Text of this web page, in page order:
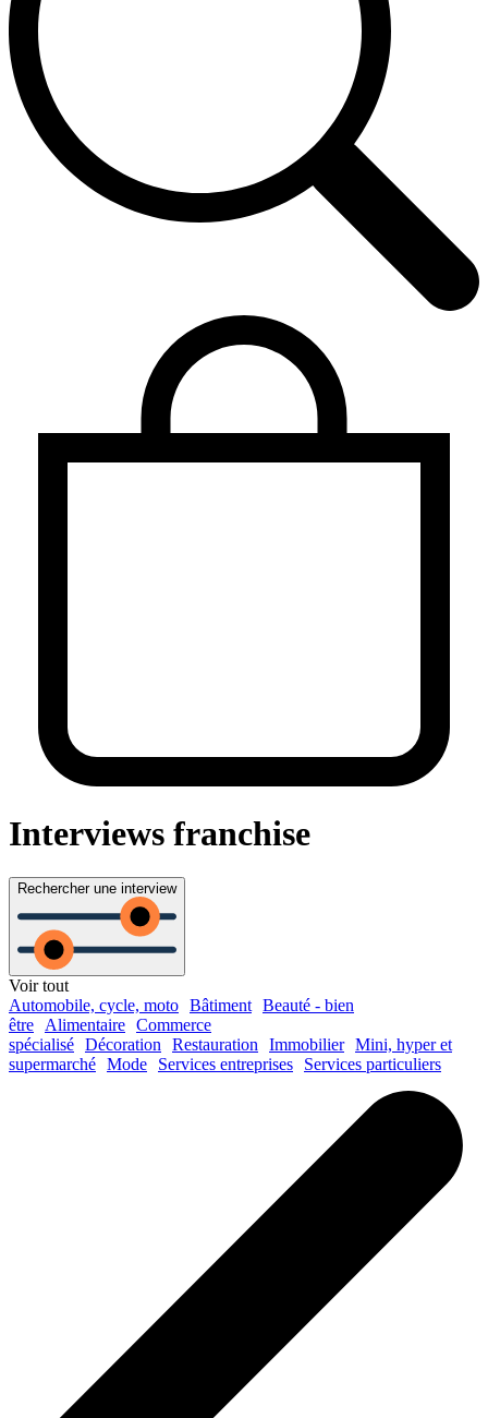
Interviews franchise
Rechercher une interview
Voir tout
Automobile, cycle, moto Bâtiment Beauté - bien
être
Alimentaire Commerce
spécialisé Décoration Restauration Immobilier Mini, hyper et
supermarché Mode Services entreprises Services particuliers